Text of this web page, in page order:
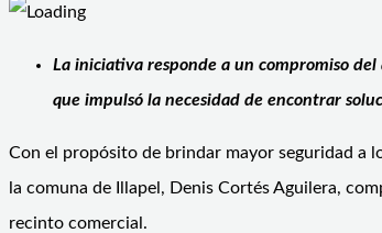
La iniciativa responde a un compromiso
que impulsó la necesidad de encontrar
Con el propósito de brindar mayor seguridad a
la comuna de Illapel, Denis Cortés Aguilera,
recinto comercial.